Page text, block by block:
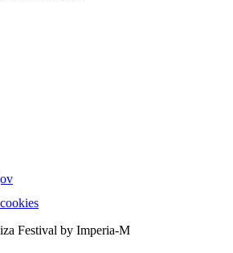
Festival by Imperia-M